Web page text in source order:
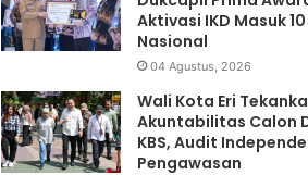
Aktivasi IKD Masuk
Nasional
04 Agustus, 2026
Wali Kota Eri
Akuntabilitas Calon
KBS, Audit
Pengawasan